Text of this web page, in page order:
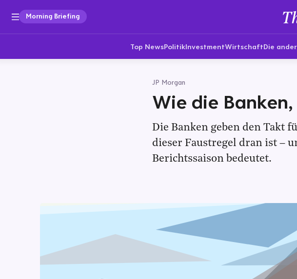
Morning Briefing
Top NewsPolitikInvestmentWirtschaftDie
JP Morgan
Wie die
Die Banken geben den Takt
dieser Faustregel dran ist –
Berichtssaison bedeutet.